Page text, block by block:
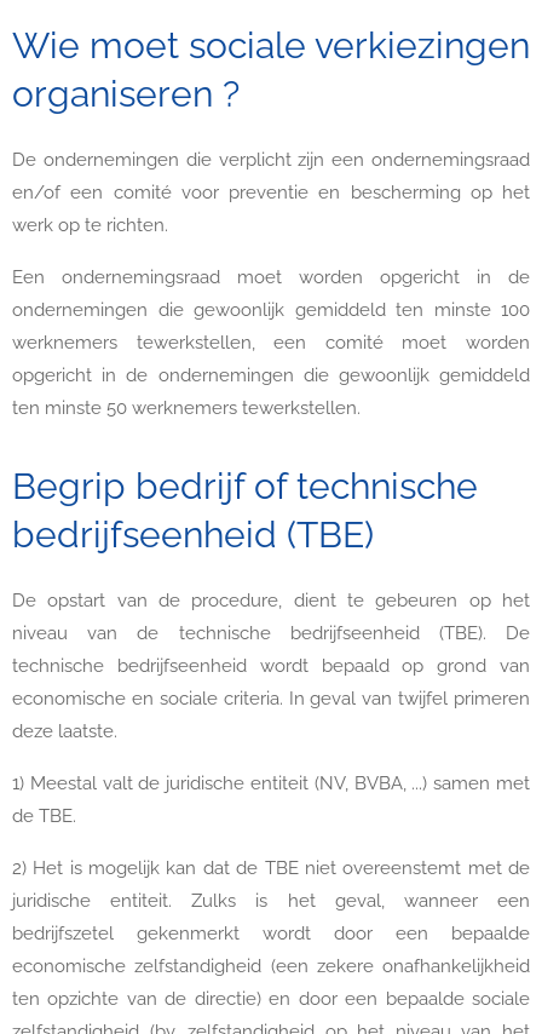
Wie moet sociale verkiezingen
organiseren ?
De ondernemingen die verplicht zijn een ondernemingsraad
en/of een comité voor preventie en bescherming op het
werk op te richten.
Een ondernemingsraad moet worden opgericht in de
ondernemingen die gewoonlijk gemiddeld ten minste 100
werknemers tewerkstellen, een comité moet worden
opgericht in de ondernemingen die gewoonlijk gemiddeld
ten minste 50 werknemers tewerkstellen.
Begrip bedrijf of technische
bedrijfseenheid (TBE)
De opstart van de procedure, dient te gebeuren op het
niveau van de technische bedrijfseenheid (TBE). De
technische bedrijfseenheid wordt bepaald op grond van
economische en sociale criteria. In geval van twijfel primeren
deze laatste.
1) Meestal valt de juridische entiteit (NV, BVBA, ...) samen met
de TBE.
2) Het is mogelijk kan dat de TBE niet overeenstemt met de
juridische entiteit. Zulks is het geval, wanneer een
bedrijfszetel gekenmerkt wordt door een bepaalde
economische zelfstandigheid (een zekere onafhankelijkheid
ten opzichte van de directie) en door een bepaalde sociale